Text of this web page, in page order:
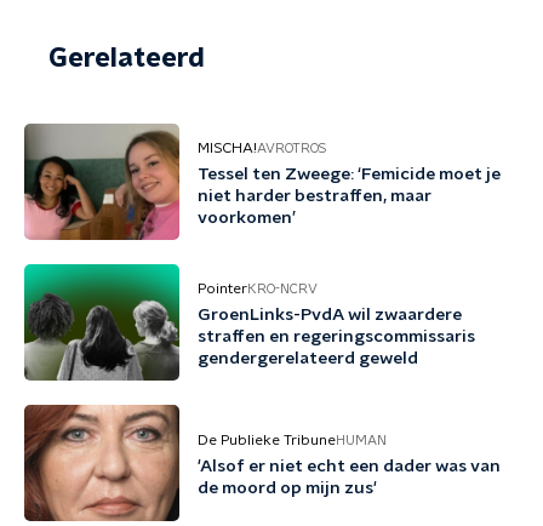
Gerelateerd
MISCHA!AVROTROS
Tessel ten Zweege: ‘Femicide moet je
niet harder bestraffen, maar
voorkomen’
PointerKRO-NCRV
GroenLinks-PvdA wil zwaardere
straffen en regeringscommissaris
gendergerelateerd geweld
De Publieke TribuneHUMAN
'Alsof er niet echt een dader was van
de moord op mijn zus'